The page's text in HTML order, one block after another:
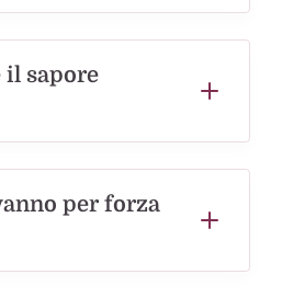
sapore
per forza